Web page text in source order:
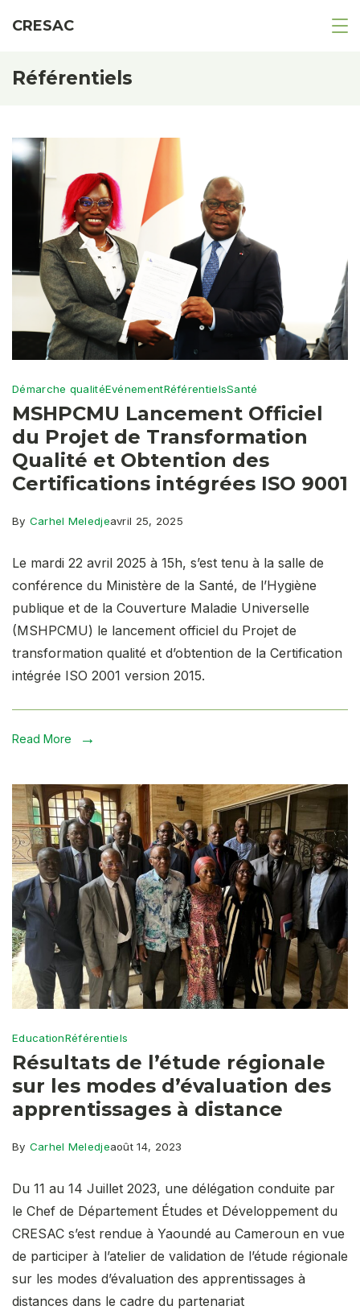
CRESAC
Référentiels
Démarche qualitéEvénementRéférentielsSanté
MSHPCMU Lancement Officiel
du Projet de Transformation
Qualité et Obtention des
Certifications intégrées ISO 9001
By Carhel Meledjeavril 25, 2025
Le mardi 22 avril 2025 à 15h, s’est tenu à la salle de
conférence du Ministère de la Santé, de l’Hygiène
publique et de la Couverture Maladie Universelle
(MSHPCMU) le lancement officiel du Projet de
transformation qualité et d’obtention de la Certification
intégrée ISO 2001 version 2015.
Read More
EducationRéférentiels
Résultats de l’étude régionale
sur les modes d’évaluation des
apprentissages à distance
By Carhel Meledjeaoût 14, 2023
Du 11 au 14 Juillet 2023, une délégation conduite par
le Chef de Département Études et Développement du
CRESAC s’est rendue à Yaoundé au Cameroun en vue
de participer à l’atelier de validation de l’étude régionale
sur les modes d’évaluation des apprentissages à
distances dans le cadre du partenariat